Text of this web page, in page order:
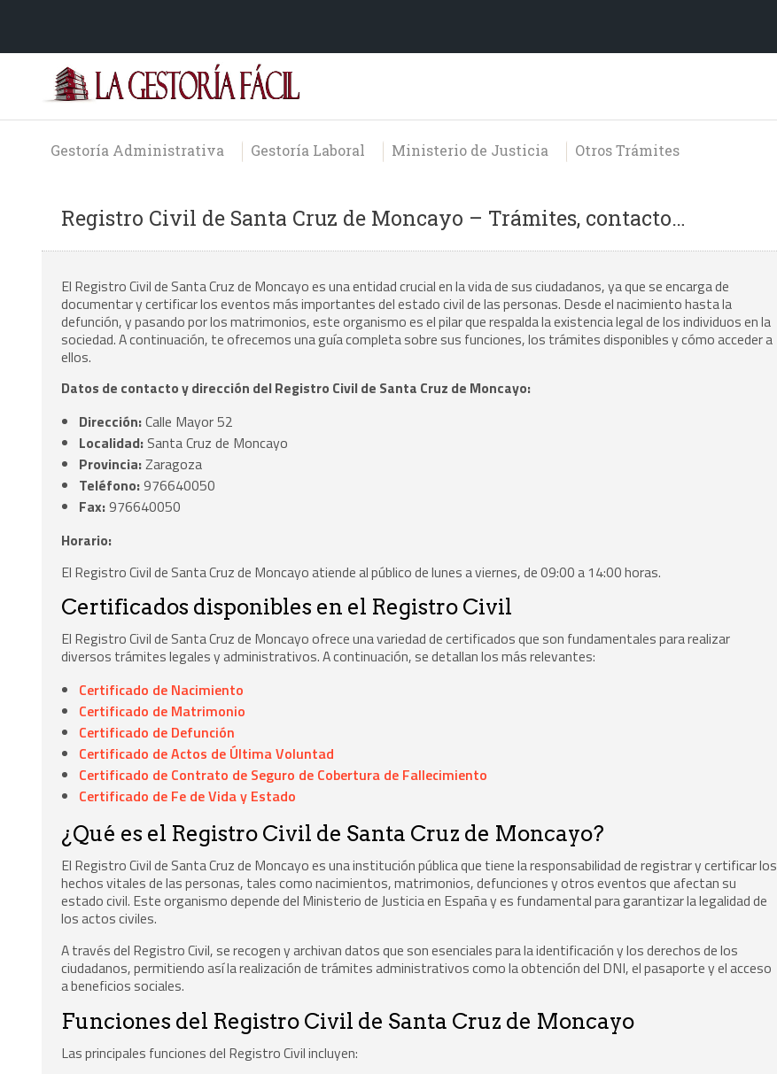
Gestoría Administrativa Gestoría Laboral Ministerio de Justicia Otros Trámites
Registro Civil de Santa Cruz de Moncayo – Trámites, contacto…
El Registro Civil de Santa Cruz de Moncayo es una entidad crucial en la vida de sus ciudadanos, ya que se encarga de
documentar y certificar los eventos más importantes del estado civil de las personas. Desde el nacimiento hasta la
defunción, y pasando por los matrimonios, este organismo es el pilar que respalda la existencia legal de los individuos en la
sociedad. A continuación, te ofrecemos una guía completa sobre sus funciones, los trámites disponibles y cómo acceder a
ellos.
Datos de contacto y dirección del Registro Civil de Santa Cruz de Moncayo:
Dirección:Calle Mayor 52
Localidad: Santa Cruz de Moncayo
Provincia:Zaragoza
Teléfono:976640050
Fax:976640050
Horario:
El Registro Civil de Santa Cruz de Moncayo atiende al público de lunes a viernes, de 09:00 a 14:00 horas.
Certificados disponibles en el Registro Civil
El Registro Civil de Santa Cruz de Moncayo ofrece una variedad de certificados que son fundamentales para realizar
diversos trámites legales y administrativos. A continuación, se detallan los más relevantes:
Certificado de Nacimiento
Certificado de Matrimonio
Certificado de Defunción
Certificado de Actos de Última Voluntad
Certificado de Contrato de Seguro de Cobertura de Fallecimiento
Certificado de Fe de Vida y Estado
¿Qué es el Registro Civil de Santa Cruz de Moncayo?
El Registro Civil de Santa Cruz de Moncayo es una institución pública que tiene la responsabilidad de registrar y certificar los
hechos vitales de las personas, tales como nacimientos, matrimonios, defunciones y otros eventos que afectan su
estado civil. Este organismo depende del Ministerio de Justicia en España y es fundamental para garantizar la legalidad de
los actos civiles.
A través del Registro Civil, se recogen y archivan datos que son esenciales para la identificación y los derechos de los
ciudadanos, permitiendo así la realización de trámites administrativos como la obtención del DNI, el pasaporte y el acceso
a beneficios sociales.
Funciones del Registro Civil de Santa Cruz de Moncayo
Las principales funciones del Registro Civil incluyen: